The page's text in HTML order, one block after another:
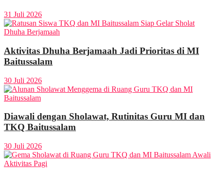
31 Juli 2026
Aktivitas Dhuha Berjamaah Jadi Prioritas di MI
Baitussalam
30 Juli 2026
Diawali dengan Sholawat, Rutinitas Guru MI dan
TKQ Baitussalam
30 Juli 2026